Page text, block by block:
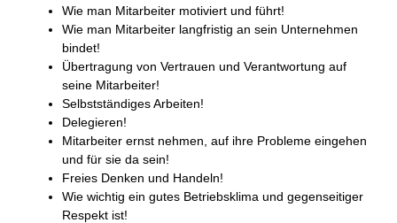
Wie man Mitarbeiter motiviert und führt!
Wie man Mitarbeiter langfristig an sein Unternehmen
bindet!
Übertragung von Vertrauen und Verantwortung auf
seine Mitarbeiter!
Selbstständiges Arbeiten!
Delegieren!
Mitarbeiter ernst nehmen, auf ihre Probleme eingehen
und für sie da sein!
Freies Denken und Handeln!
Wie wichtig ein gutes Betriebsklima und gegenseitiger
Respekt ist!